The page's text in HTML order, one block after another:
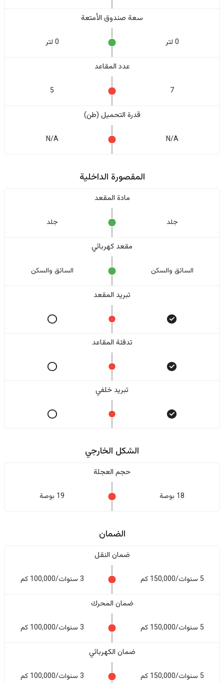
سعة صندوق الأمتعة
0 لتر 0 لتر
عدد المقاعد
7
5
قدرة التحميل (طن)
N/A
N/A
المقصورة الداخلية
مادة المقعد
جلد جلد
مقعد كهربائي
السائق والسکن السائق والسکن
تبريد المقعد
تدفئة المقاعد
تبريد خلفي
الشكل الخارجي
حجم العجلة
18 بوصة 19 بوصة
الضمان
ضمان النقل
5 سنوات/150,000 كم 3 سنوات/100,000 كم
ضمان المحرك
5 سنوات/150,000 كم 3 سنوات/100,000 كم
ضمان الكهربائي
5 سنوات/150,000 كم 3 سنوات/100,000 كم